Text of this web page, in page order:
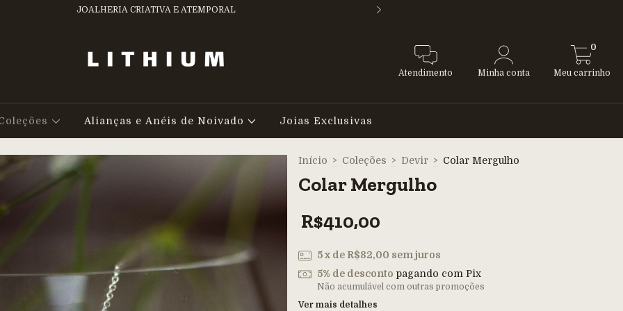
JOALHERIA CRIATIVA E ATEMPORAL
Atendimento Minha conta Meu carrinho
0
Alianças e Anéis de Noivado Joias Exclusivas
Início > Coleções > Devir > Colar Mergulho
Colar Mergulho
R$410,00
5 x de R$82,00 sem juros
5% de desconto pagando com Pix
Não acumulável com outras promoções
Ver mais detalhes